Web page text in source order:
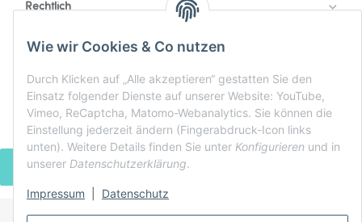
Wie wir Cookies & Co nutzen
Durch Klicken auf „Alle akzeptieren“ gestatten Sie den
Einsatz folgender Dienste auf unserer Website: YouTube,
Vimeo, ReCaptcha, Matomo-Webanalytics. Sie können die
Einstellung jederzeit ändern (Fingerabdruck-Icon links
unten). Weitere Details finden Sie unter Konfigurieren und in
unserer Datenschutzerklärung.
Impressum Datenschutz
Rechtlich
VERTRAG WIDERRUFEN